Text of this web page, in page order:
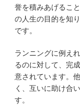
誉を積みあげるこ
の人生の目的を知
です。
ランニングに例え
るのに対して、完
意されています。
く、互いに助け合
す。